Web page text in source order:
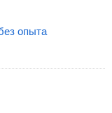
опыта